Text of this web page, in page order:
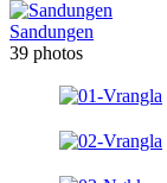
Sandungen
39 photos